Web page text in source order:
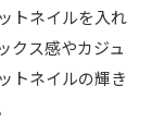
トネイルを入れ
クス感やカジュ
トネイルの輝き